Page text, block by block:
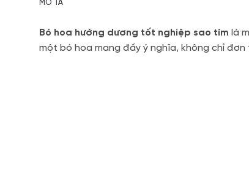
MÔ TẢ
Bó hoa hướng dương tốt nghiệp sao tím là
một bó hoa mang đầy ý nghĩa, không chỉ